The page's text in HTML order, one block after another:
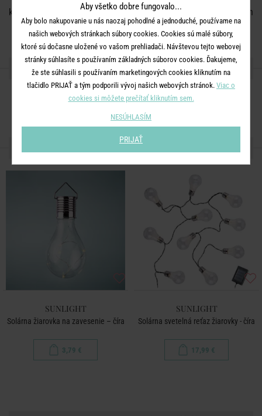
komunálnom odpade. Recyklujte zariadenie v miestach určených
na zber elektroodpadu.
ZDIEĽAJTE S PRIATEĽMI
ĎALŠIE PRODUKTY ZO SÉRIE
SUNLIGHT
Solárna žiarovka na zavesenie – číra
3,79 €
SUNLIGHT
Solárna svetelná reťaz žiarovky - číra
17,99 €
Aby všetko dobre fungovalo...
Aby bolo nakupovanie u nás naozaj pohodlné a jednoduché, používame na
našich webových stránkach súbory cookies. Cookies sú malé súbory,
ktoré sú dočasne uložené vo vašom prehliadači. Návštevou tejto webovej
stránky súhlasíte s používaním základných súborov cookies. Ďakujeme,
že ste súhlasili s používaním marketingových cookies kliknutím na
tlačidlo PRIJAŤ a tým podporili vývoj našich webových stránok. Viac o
cookies si môžete prečítať kliknutím sem.
NESÚHLASÍM
PRIJAŤ